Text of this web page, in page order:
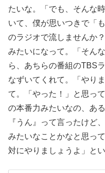
たいな。「でも、そんな
いて、僕が思いつきで「
のラジオで流しませんか
みたいになって。「そん
ら、あちらの番組のTBS
なずいてくれて。「やり
て。「やった！」と思っ
の本番力みたいなの、あ
『うん』って言ったけど
みたいなことかなと思っ
対にやりましょうよ」と